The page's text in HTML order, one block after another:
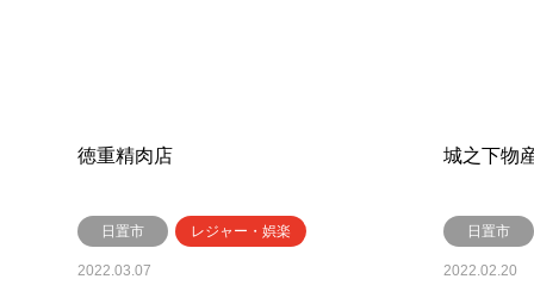
徳重精肉店
日置市 レジャー・娯楽
2022.03.07
城之下物
日置市
2022.02.20